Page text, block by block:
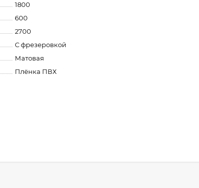
1800
600
2700
С фрезеровкой
Матовая
Плёнка ПВХ